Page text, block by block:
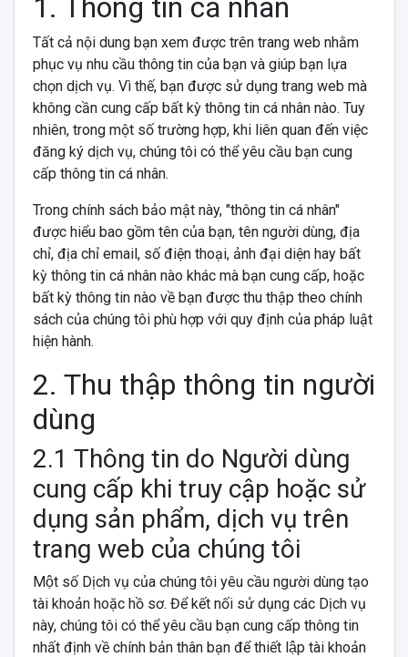
1. Thông tin cá nhân
Tất cả nội dung bạn xem được trên trang web nhằm
phục vụ nhu cầu thông tin của bạn và giúp bạn lựa
chọn dịch vụ. Vì thế, bạn được sử dụng trang web mà
không cần cung cấp bất kỳ thông tin cá nhân nào. Tuy
nhiên, trong một số trường hợp, khi liên quan đến việc
đăng ký dịch vụ, chúng tôi có thể yêu cầu bạn cung
cấp thông tin cá nhân.
Trong chính sách bảo mật này, "thông tin cá nhân"
được hiểu bao gồm tên của bạn, tên người dùng, địa
chỉ, địa chỉ email, số điện thoại, ảnh đại diện hay bất
kỳ thông tin cá nhân nào khác mà bạn cung cấp, hoặc
bất kỳ thông tin nào về bạn được thu thập theo chính
sách của chúng tôi phù hợp với quy định của pháp luật
hiện hành.
2. Thu thập thông tin người
dùng
2.1 Thông tin do Người dùng
cung cấp khi truy cập hoặc sử
dụng sản phẩm, dịch vụ trên
trang web của chúng tôi
Một số Dịch vụ của chúng tôi yêu cầu người dùng tạo
tài khoản hoặc hồ sơ. Để kết nối sử dụng các Dịch vụ
này, chúng tôi có thể yêu cầu bạn cung cấp thông tin
nhất định về chính bản thân bạn để thiết lập tài khoản